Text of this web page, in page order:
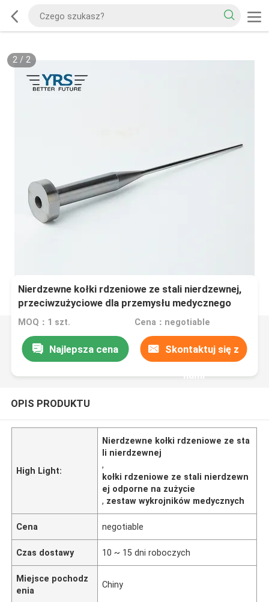
2/ 2
Nierdzewne kołki rdzeniowe ze stali nierdzewnej,
przeciwzużyciowe dla przemysłu medycznego
MOQ：1 szt. Cena：negotiable
Najlepsza cena Skontaktuj się z
nami
OPIS PRODUKTU
High Light:
Nierdzewne kołki rdzeniowe ze sta
li nierdzewnej
,
kołki rdzeniowe ze stali nierdzewn
ej odporne na zużycie
, zestaw wykrojników medycznych
Cena negotiable
Czas dostawy 10 ~ 15 dni roboczych
Miejsce pochodz
enia
Chiny